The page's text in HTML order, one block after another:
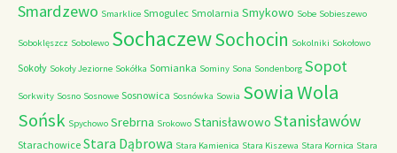
Smardzewo Smarklice Smogulec Smolarnia Smykowo Sobe Sobieszewo
Soboklęszcz Sobolewo SochaczewSochocin Sokolniki Sokołowo
Sokoły Sokoły Jeziorne Sokółka Somianka Sominy Sona Sondenborg Sopot
Sorkwity Sosno Sosnowe Sosnowica Sosnówka Sowia Sowia Wola
Sońsk Spychowo Srebrna Srokowo Stanisławowo Stanisławów
Starachowice Stara Dąbrowa Stara Kamienica Stara Kiszewa Stara Kornica Stara